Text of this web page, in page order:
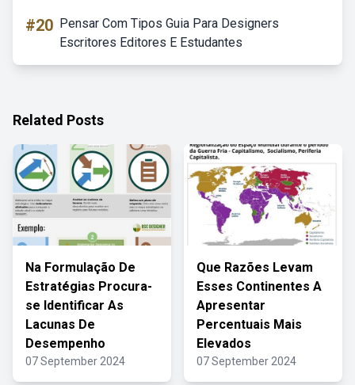
#20 Pensar Com Tipos Guia Para Designers
Escritores Editores E Estudantes
Related Posts
Na Formulação De
Estratégias Procura-
se Identificar As
Lacunas De
Desempenho
07 September 2024
Que Razões Levam
Esses Continentes A
Apresentar
Percentuais Mais
Elevados
07 September 2024